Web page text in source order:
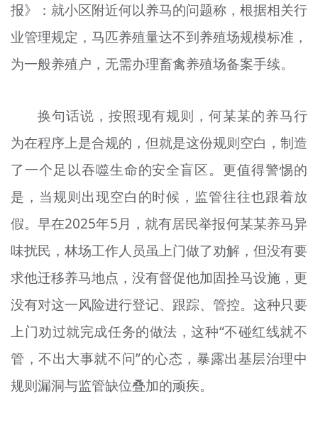
北京宣传文化引导基金
资料库
+
报》：就小区附近何以养马的问题称，根据相关行
业管理规定，马匹养殖量达不到养殖场规模标准，
为一般养殖户，无需办理畜禽养殖场备案手续。
换句话说，按照现有规则，何某某的养马行
为在程序上是合规的，但就是这份规则空白，制造
了一个足以吞噬生命的安全盲区。更值得警惕的
是，当规则出现空白的时候，监管往往也跟着放
假。早在2025年5月，就有居民举报何某某养马异
味扰民，林场工作人员虽上门做了劝解，但没有要
求他迁移养马地点，没有督促他加固拴马设施，更
没有对这一风险进行登记、跟踪、管控。这种只要
上门劝过就完成任务的做法，这种“不碰红线就不
管，不出大事就不问”的心态，暴露出基层治理中
规则漏洞与监管缺位叠加的顽疾。